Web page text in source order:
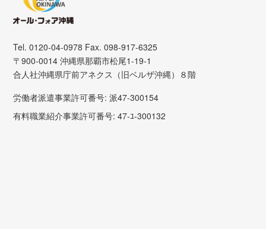
Tel. 0120-04-0978 Fax. 098-917-6325
〒900-0014 沖縄県那覇市松尾1-19-1
合人社沖縄県庁前アネクス（旧ベルザ沖縄）８階
労働者派遣事業許可番号: 派47-300154
有料職業紹介事業許可番号: 47-ﾕ-300132